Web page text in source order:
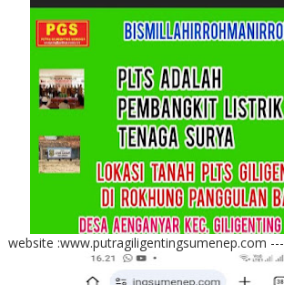
website :www.putragiligentingsumenep.com ---